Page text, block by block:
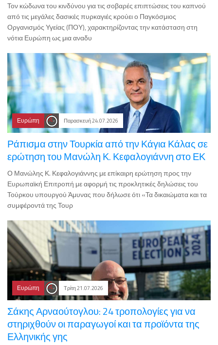
Τον κώδωνα του κινδύνου για τις σοβαρές επιπτώσεις του καπνού
από τις μεγάλες δασικές πυρκαγιές κρούει ο Παγκόσμιος
Οργανισμός Υγείας (ΠΟΥ), χαρακτηρίζοντας την κατάσταση στη
νότια Ευρώπη ως μια αναδυ
Ευρώπη Παρασκευή 24.07.2026
Ράπισμα στην Τουρκία από την Κάγια Κάλας σε
ερώτηση του Μανώλη Κ. Κεφαλογιάννη στο ΕΚ
Ο Μανώλης Κ. Κεφαλογιάννης με επίκαιρη ερώτηση προς την
Ευρωπαϊκή Επιτροπή με αφορμή τις προκλητικές δηλώσεις του
Τούρκου υπουργού Άμυνας που δήλωσε ότι «Τα δικαιώματα και τα
συμφέροντά της Τουρ
Ευρώπη Τρίτη 21.07.2026
Σάκης Αρναούτογλου: 24 τροπολογίες για να
στηριχθούν οι παραγωγοί και τα προϊόντα της
Ελληνικής γης